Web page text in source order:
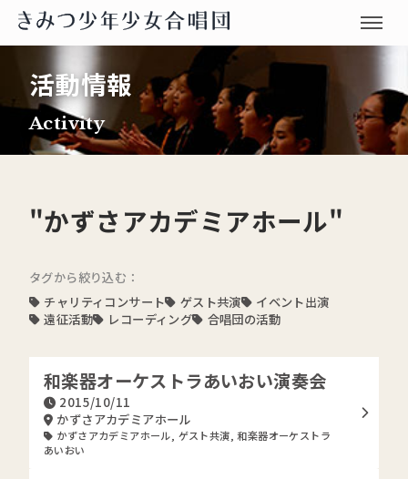
活動情報
Activity
"かずさアカデミアホール"
タグから絞り込む：
チャリティコンサート
ゲスト共演
イベント出演
遠征活動
レコーディング 合唱団の活動
和楽器オーケストラあいおい演奏会
2015/10/11
かずさアカデミアホール
かずさアカデミアホール ゲスト共演 ,和楽器オーケストラ
あいおい